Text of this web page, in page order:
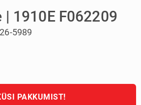
| 1910E F062209
5989
PAKKUMIST!